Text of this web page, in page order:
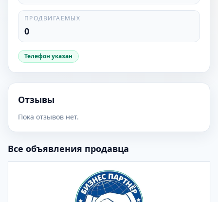
ПРОДВИГАЕМЫХ
0
Телефон указан
Отзывы
Пока отзывов нет.
Все объявления продавца